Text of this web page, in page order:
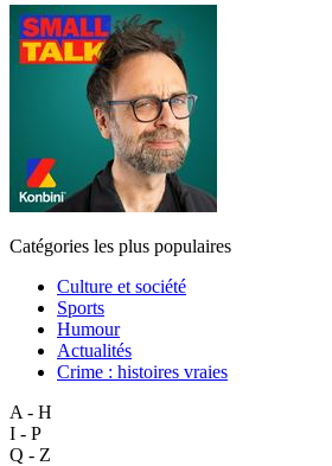
Catégories les plus populaires
Culture et société
Sports
Humour
Actualités
Crime : histoires vraies
A - H
I - P
Q - Z